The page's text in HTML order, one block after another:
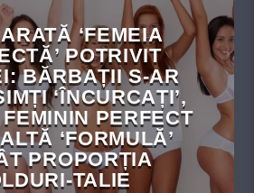
‘FEMEIA
POTRIVIT
BĂRBAȚII S-AR
‘ÎNCURCAȚI’,
PERFECT
‘FORMULĂ’
PROPORȚIA
TALIE